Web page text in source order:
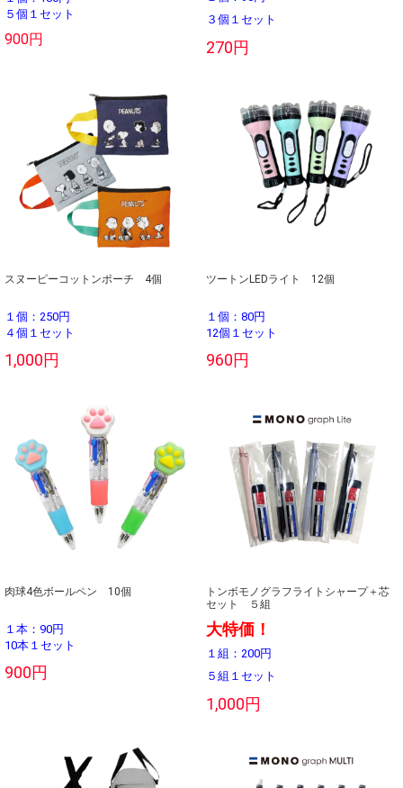
５個１セット
900円
３個１セット
270円
スヌーピーコットンポーチ 4個
１個：250円
４個１セット
1,000円
ツートンLEDライト 12個
１個：80円
12個１セット
960円
肉球4色ボールペン 10個
１本：90円
10本１セット
900円
トンボモノグラフライトシャープ＋芯
セット ５組
大特価！
１組：200円
５組１セット
1,000円